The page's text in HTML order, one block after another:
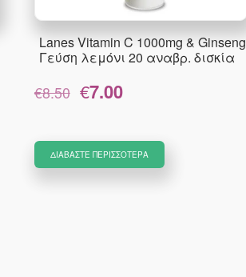
Lanes Vitamin C 1000mg & Ginseng
Γεύση λεμόνι 20 αναβρ. δισκία
€8.50
Original
price
€7.00
€7.00.
ΔΙΑΒΆΣΤΕ ΠΕΡΙΣΣΌΤΕΡΑ